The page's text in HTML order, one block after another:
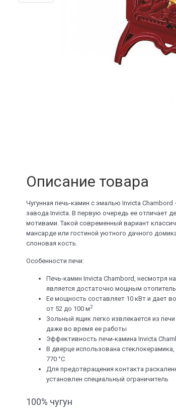
Описание товара
Чугунная печь-камин с эмалью Invicta
завода Invicta. В первую очередь ее отличает
мотивами. Такой современный вариант
мансарде или гостиной уютного дачного
слоновая кость.
Особенности печи:
Печь-камин Invicta Chambord, несмотря
является достаточно мощным
Ее мощность составляет 10 кВт и дает
от 52 до 100 м2
Зольный ящик легко извлекается из
даже во время ее работы
Эффективность печи-камина Invicta
В дверце использована
770 °C
Для предотвращения контакта
установлен специальный ограничитель
100% чугун